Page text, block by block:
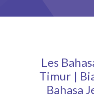
Les
Timur |
Bahasa